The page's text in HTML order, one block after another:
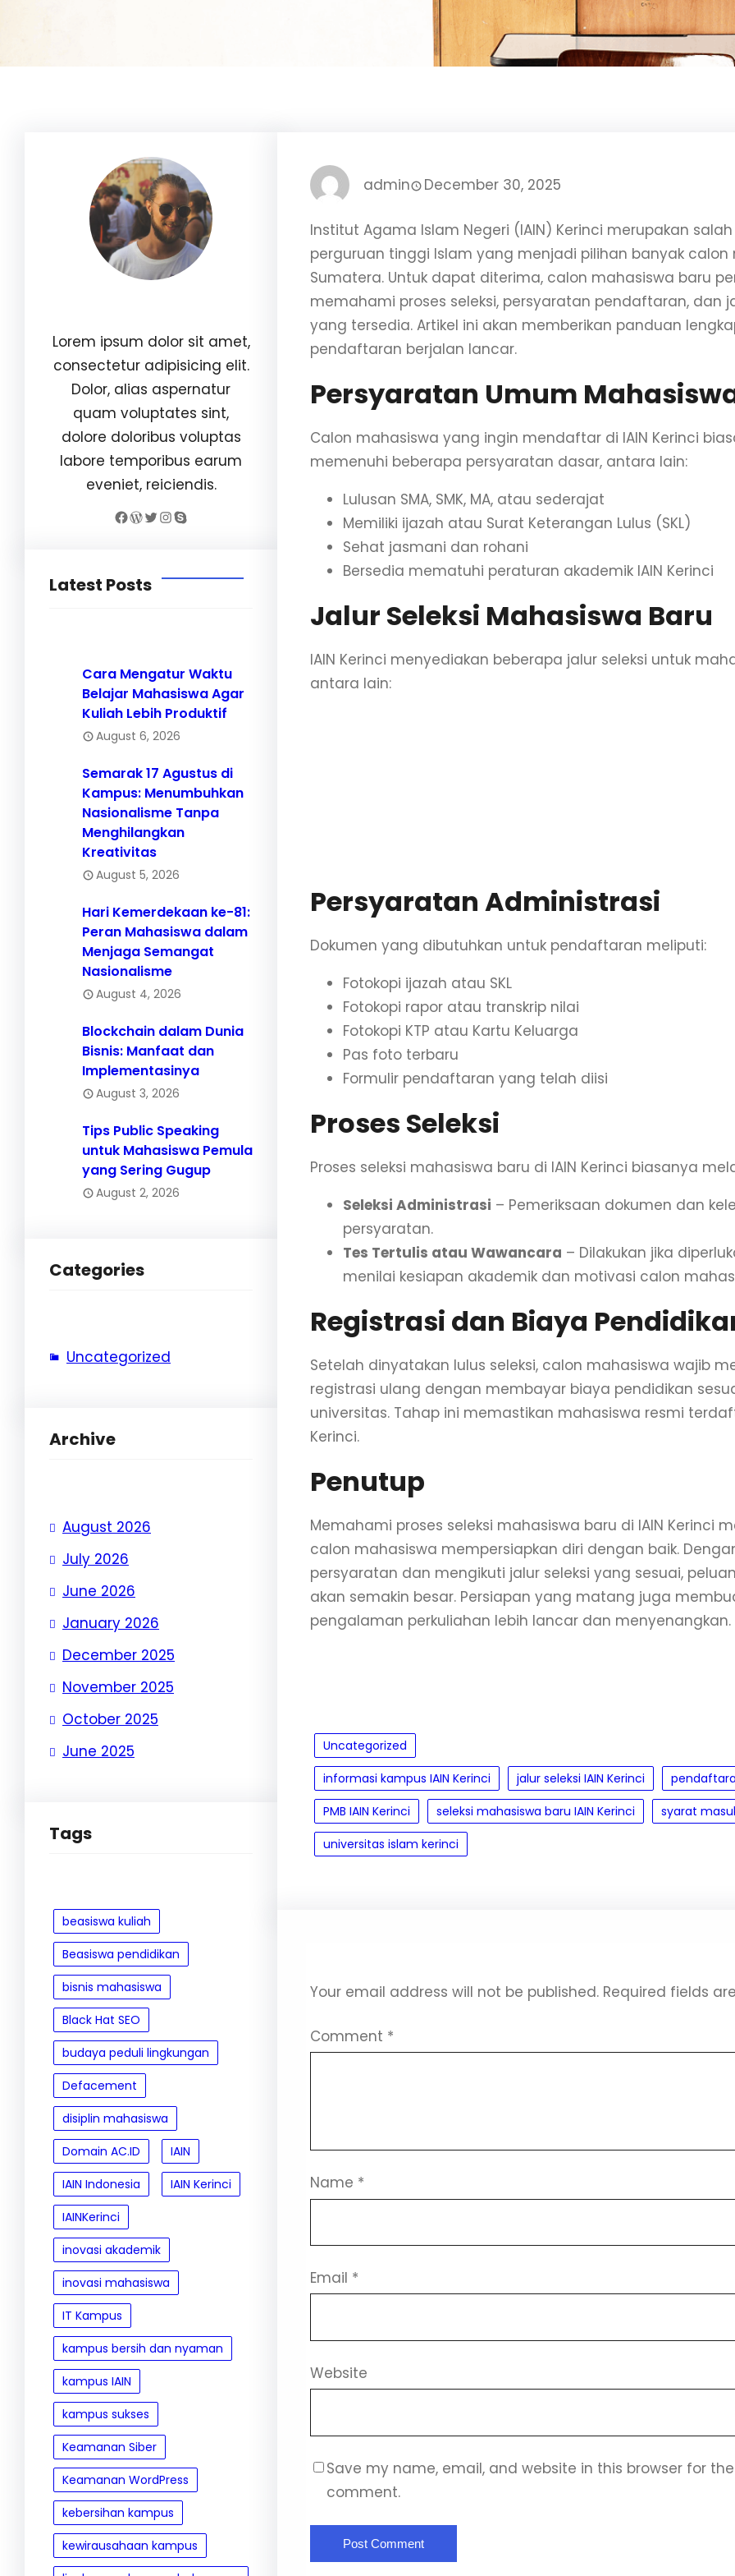
Lorem ipsum dolor sit amet,
consectetur adipisicing elit.
Dolor, alias aspernatur
quam voluptates sint,
dolore doloribus voluptas
labore temporibus earum
eveniet, reiciendis.
Facebook WordPress Twitter InstagramSkype
Latest Posts
Cara Mengatur Waktu
Belajar Mahasiswa Agar
Kuliah Lebih Produktif
August 6, 2026
Semarak 17 Agustus di
Kampus: Menumbuhkan
Nasionalisme Tanpa
Menghilangkan
Kreativitas
August 5, 2026
Hari Kemerdekaan ke-81:
Peran Mahasiswa dalam
Menjaga Semangat
Nasionalisme
August 4, 2026
Blockchain dalam Dunia
Bisnis: Manfaat dan
Implementasinya
August 3, 2026
Tips Public Speaking
untuk Mahasiswa Pemula
yang Sering Gugup
August 2, 2026
Categories
Uncategorized
Archive
August 2026
July 2026
June 2026
January 2026
December 2025
November 2025
October 2025
June 2025
Tags
beasiswa kuliah
Beasiswa pendidikan
bisnis mahasiswa
Black Hat SEO
budaya peduli lingkungan
Defacement
disiplin mahasiswa
Domain AC.ID
IAIN
IAIN Indonesia
IAIN Kerinci
IAINKerinci
inovasi akademik
inovasi mahasiswa
IT Kampus
kampus bersih dan nyaman
kampus IAIN
kampus sukses
Keamanan Siber
Keamanan WordPress
kebersihan kampus
kewirausahaan kampus
admin December 30, 2025
Institut Agama Islam Negeri (IAIN) Kerinci merupakan
perguruan tinggi Islam yang menjadi pilihan banyak calon
Sumatera. Untuk dapat diterima, calon mahasiswa baru
memahami proses seleksi, persyaratan pendaftaran, dan
yang tersedia. Artikel ini akan memberikan panduan
pendaftaran berjalan lancar.
Persyaratan Umum
Calon mahasiswa yang ingin mendaftar di IAIN Kerinci
memenuhi beberapa persyaratan dasar, antara lain:
Lulusan SMA, SMK, MA, atau sederajat
Memiliki ijazah atau Surat Keterangan Lulus (SKL)
Sehat jasmani dan rohani
Bersedia mematuhi peraturan akademik IAIN Kerinci
Jalur Seleksi Mahasiswa Baru
IAIN Kerinci menyediakan beberapa jalur seleksi untuk
antara lain:
Persyaratan Administrasi
Dokumen yang dibutuhkan untuk pendaftaran meliputi:
Fotokopi ijazah atau SKL
Fotokopi rapor atau transkrip nilai
Fotokopi KTP atau Kartu Keluarga
Pas foto terbaru
Formulir pendaftaran yang telah diisi
Proses Seleksi
Proses seleksi mahasiswa baru di IAIN Kerinci biasanya
Seleksi Administrasi – Pemeriksaan dokumen dan
persyaratan.
Tes Tertulis atau Wawancara – Dilakukan jika
menilai kesiapan akademik dan motivasi calon
Registrasi dan Biaya
Setelah dinyatakan lulus seleksi, calon mahasiswa wajib
registrasi ulang dengan membayar biaya pendidikan
universitas. Tahap ini memastikan mahasiswa resmi
Kerinci.
Penutup
Memahami proses seleksi mahasiswa baru di IAIN Kerinci
calon mahasiswa mempersiapkan diri dengan baik.
persyaratan dan mengikuti jalur seleksi yang sesuai,
akan semakin besar. Persiapan yang matang juga
pengalaman perkuliahan lebih lancar dan menyenangkan.
Uncategorized
informasi kampus IAIN Kerinci
jalur seleksi IAIN Kerinci
PMB IAIN Kerinci
seleksi mahasiswa baru IAIN Kerinci
syarat
universitas islam kerinci
Your email address will not be published. Required fields
Comment *
Name *
Email *
Website
Save my name, email, and website in this browser for
comment.